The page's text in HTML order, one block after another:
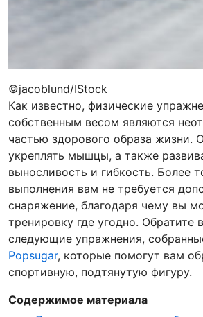
©jacoblund/IStock
Как известно, физические
собственным весом являются
частью здорового образа жизни.
укреплять мышцы, а также
выносливость и гибкость. Более
выполнения вам не требуется
снаряжение, благодаря чему вы
тренировку где угодно. Обратите
следующие упражнения,
Popsugar, которые помогут вам
спортивную, подтянутую фигуру.
Содержимое материала